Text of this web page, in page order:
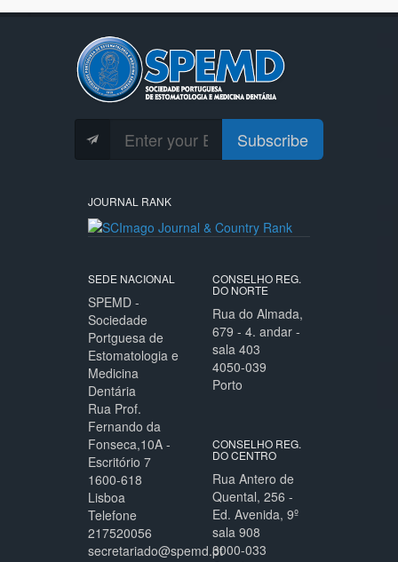
Subscribe
JOURNAL RANK
SEDE NACIONAL
SPEMD -
Sociedade
Portguesa de
Estomatologia e
Medicina
Dentária
Rua Prof.
Fernando da
Fonseca,10A -
Escritório 7
1600-618
Lisboa
Telefone
217520056
secretariado@spemd.pt
CONSELHO REG.
DO NORTE
Rua do Almada,
679 - 4. andar -
sala 403
4050-039
Porto
CONSELHO REG.
DO CENTRO
Rua Antero de
Quental, 256 -
Ed. Avenida, 9º
sala 908
3000-033